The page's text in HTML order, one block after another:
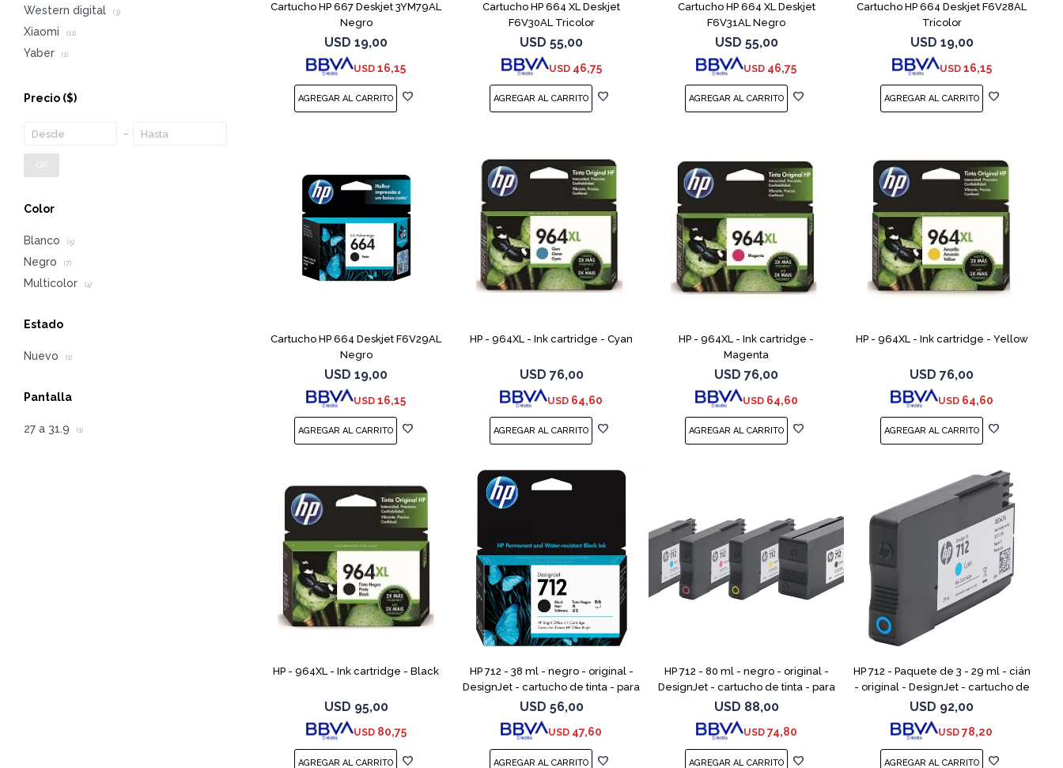
Cartucho HP 667 Deskjet 3YM79AL
Negro
USD 19,00
USD 16,15
Cartucho HP 664 XL Deskjet
F6V30AL Tricolor
USD 55,00
USD 46,75
Cartucho HP 664 XL Deskjet
F6V31AL Negro
USD 55,00
USD 46,75
Cartucho HP 664 Deskjet F6V28AL
Tricolor
USD 19,00
USD 16,15
Cartucho HP 664 Deskjet F6V29AL
Negro
USD 19,00
USD 16,15
HP - 964XL - Ink cartridge - Cyan
USD 76,00
USD 64,60
HP - 964XL - Ink cartridge -
Magenta
USD 76,00
USD 64,60
HP - 964XL - Ink cartridge - Yellow
USD 76,00
USD 64,60
HP - 964XL - Ink cartridge - Black
USD 95,00
USD 80,75
HP 712 - 38 ml - negro - original -
DesignJet - cartucho de tinta - para
DesignJet Studio, T210, T230, T250,
T630, T650
USD 56,00
USD 47,60
HP 712 - 80 ml - negro - original -
DesignJet - cartucho de tinta - para
DesignJet Studio, T210, T230, T250,
T630, T650
USD 88,00
USD 74,80
HP 712 - Paquete de 3 - 29 ml - cián
- original - DesignJet - cartucho de
tinta - para DesignJet Studio, T210,
T230, T250, T630,
USD 92,00
USD 78,20
Western digital (3)
Xiaomi (11)
Yaber (1)
Precio ($)
OK
Color
Blanco (5)
Negro (7)
Multicolor (4)
Estado
Nuevo (1)
Pantalla
27 a 31.9 (1)